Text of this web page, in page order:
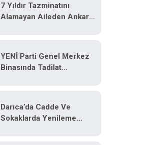
7 Yıldır Tazminatını
Alamayan Aileden Ankara
Yargı Yollarını
Tüketeceğiz’ Dedi, Bizi
Tüketti"
YENİ Parti Genel Merkez
Binasında Tadilat
Darıca’da Cadde Ve
Sokaklarda Yenileme